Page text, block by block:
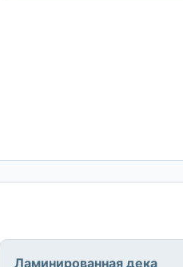
Ламинированная дека